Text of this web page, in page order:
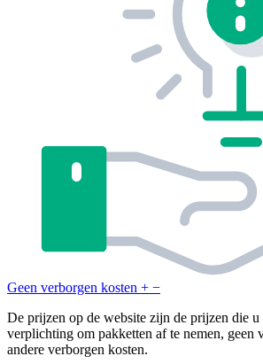
Geen verborgen kosten + −
De prijzen op de website zijn de prijzen die u
verplichting om pakketten af te nemen, geen
andere verborgen kosten.